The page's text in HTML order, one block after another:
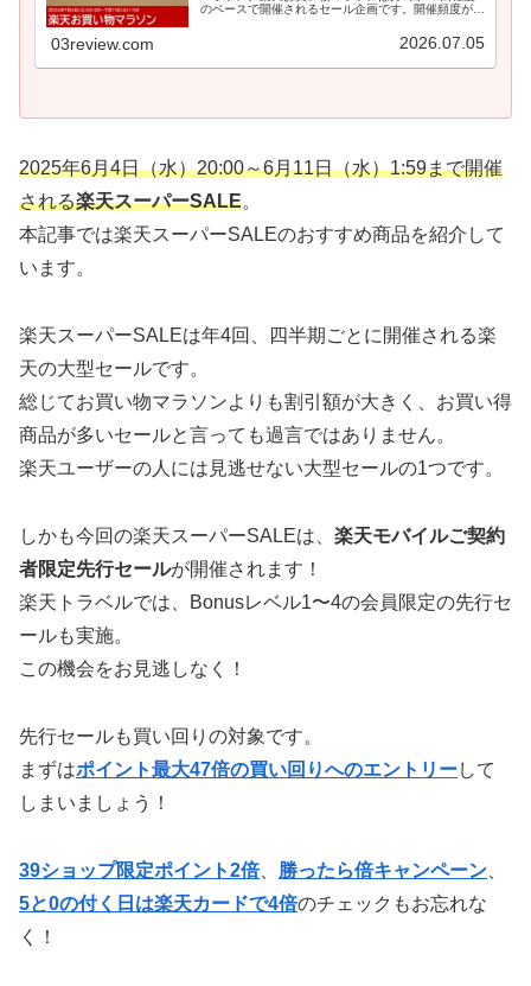
のペースで開催されるセール企画です。開催頻度が高
03review.com 2026.07.05
2025年6月4日（水）20:00～6月11日（水）1:59まで開催
される楽天スーパーSALE。
本記事では楽天スーパーSALEのおすすめ商品を紹介して
います。
楽天スーパーSALEは年4回、四半期ごとに開催される楽
天の大型セールです。
総じてお買い物マラソンよりも割引額が大きく、お買い得
商品が多いセールと言っても過言ではありません。
楽天ユーザーの人には見逃せない大型セールの1つです。
しかも今回の楽天スーパーSALEは、 楽天モバイルご契約
者限定先行セールが開催されます！
楽天トラベルでは、Bonusレベル1〜4の会員限定の先行セ
ールも実施。
この機会をお見逃しなく！
先行セールも買い回りの対象です。
まずはポイント最大47倍の買い回りへのエントリーして
しまいましょう！
39ショップ限定ポイント2倍、 勝ったら倍キャンペーン
5と0の付く日は楽天カードで4倍のチェックもお忘れな
く！